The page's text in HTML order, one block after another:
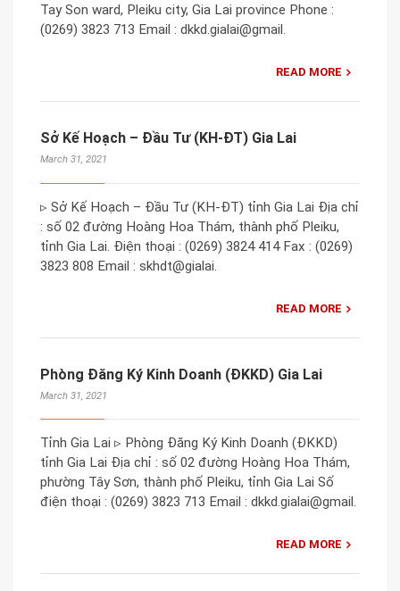
Tay Son ward, Pleiku city, Gia Lai province Phone :
(0269) 3823 713 Email : dkkd.gialai@gmail.
READ MORE
Sở Kế Hoạch – Đầu Tư (KH-ĐT) Gia Lai
March 31, 2021
▹ Sở Kế Hoạch – Đầu Tư (KH-ĐT) tỉnh Gia Lai Địa chỉ
: số 02 đường Hoàng Hoa Thám, thành phố Pleiku,
tỉnh Gia Lai. Điện thoại : (0269) 3824 414 Fax : (0269)
3823 808 Email : skhdt@gialai.
READ MORE
Phòng Đăng Ký Kinh Doanh (ĐKKD) Gia Lai
March 31, 2021
Tỉnh Gia Lai ▹ Phòng Đăng Ký Kinh Doanh (ĐKKD)
tỉnh Gia Lai Địa chỉ : số 02 đường Hoàng Hoa Thám,
phường Tây Sơn, thành phố Pleiku, tỉnh Gia Lai Số
điện thoại : (0269) 3823 713 Email : dkkd.gialai@gmail.
READ MORE